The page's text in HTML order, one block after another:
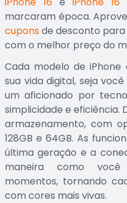
marcaram época.
cuponsde desconto
com o melhor preço do
Cada modelo de
sua vida digital, seja
um aficionado por
simplicidade e eficiência.
armazenamento, com
128GB e 64GB. As
última geração e a
maneira como
momentos, tornando
com cores mais vivas.